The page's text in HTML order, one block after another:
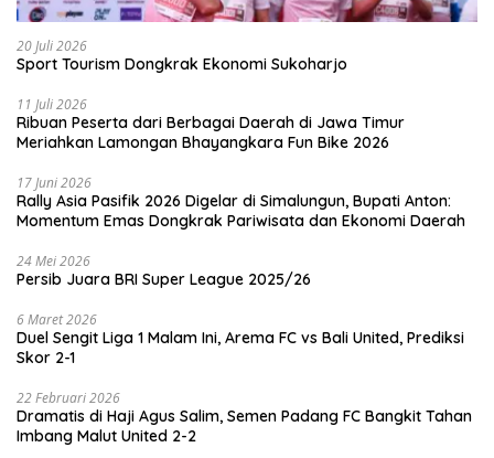
20 Juli 2026
Sport Tourism Dongkrak Ekonomi Sukoharjo
11 Juli 2026
Ribuan Peserta dari Berbagai Daerah di Jawa Timur
Meriahkan Lamongan Bhayangkara Fun Bike 2026
17 Juni 2026
Rally Asia Pasifik 2026 Digelar di Simalungun, Bupati Anton:
Momentum Emas Dongkrak Pariwisata dan Ekonomi Daerah
24 Mei 2026
Persib Juara BRI Super League 2025/26
6 Maret 2026
Duel Sengit Liga 1 Malam Ini, Arema FC vs Bali United, Prediksi
Skor 2-1
22 Februari 2026
Dramatis di Haji Agus Salim, Semen Padang FC Bangkit Tahan
Imbang Malut United 2-2